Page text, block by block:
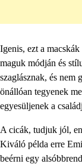
Igenis, ezt a
maguk módján és
szaglásznak, és nem
önállóan tegyenek
egyesüljenek a
A cicák, tudjuk jól,
Kiváló példa erre
beérni egy